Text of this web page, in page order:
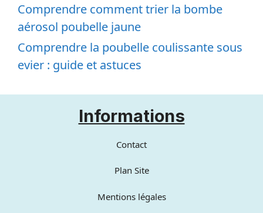
Comprendre comment trier la bombe
aérosol poubelle jaune
Comprendre la poubelle coulissante sous
evier : guide et astuces
Informations
Contact
Plan Site
Mentions légales